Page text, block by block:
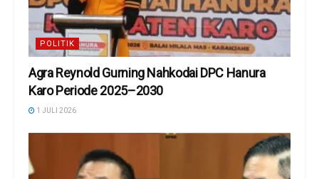
POLITIK
Agra Reynold Gurning Nahkodai DPC Hanura
Karo Periode 2025–2030
1 JULI 2026